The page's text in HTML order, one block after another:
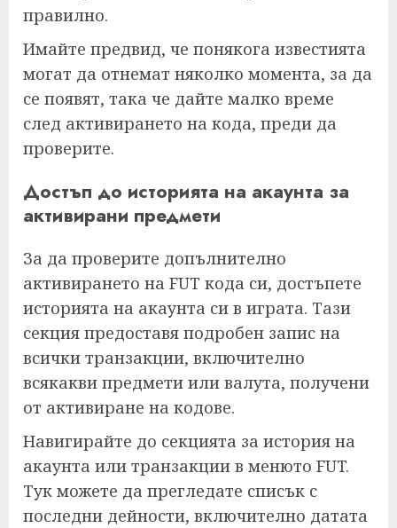
правилно.
Имайте предвид, че понякога известията
могат да отнемат няколко момента, за да
се появят, така че дайте малко време
след активирането на кода, преди да
проверите.
Достъп до историята на акаунта за
активирани предмети
За да проверите допълнително
активирането на FUT кода си, достъпете
историята на акаунта си в играта. Тази
секция предоставя подробен запис на
всички транзакции, включително
всякакви предмети или валута, получени
от активиране на кодове.
Навигирайте до секцията за история на
акаунта или транзакции в менюто FUT.
Тук можете да прегледате списък с
последни дейности, включително датата